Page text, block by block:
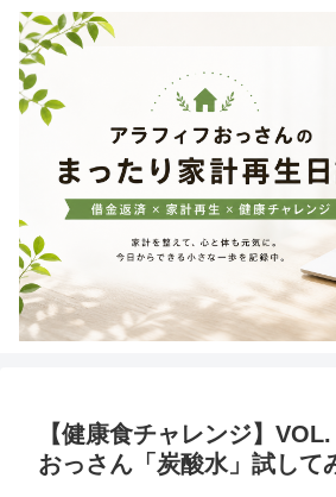
【健康食チャレンジ】
おっさん「炭酸水」試して